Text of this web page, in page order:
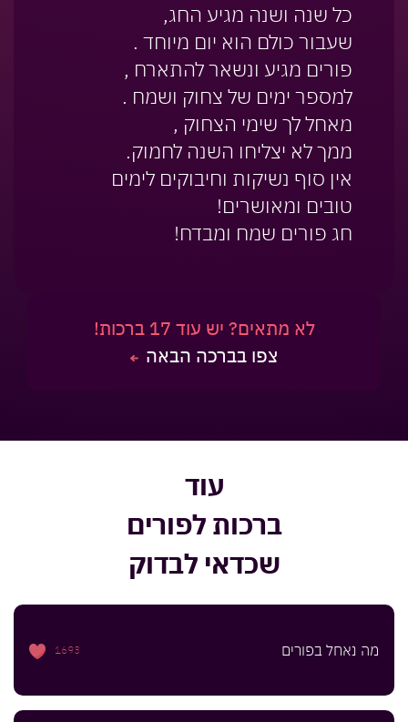
כל שנה ושנה מגיע החג,
שעבור כולם הוא יום מיוחד .
פורים מגיע ונשאר להתארח ,
למספר ימים של צחוק ושמח .
מאחל לך שימי הצחוק ,
ממך לא יצליחו השנה לחמוק.
אין סוף נשיקות וחיבוקים לימים
טובים ומאושרים!
חג פורים שמח ומבדח!
לא מתאים? יש עוד 17 ברכות!
צפו בברכה הבאה
עוד
ברכות לפורים
שכדאי לבדוק
מה נאחל בפורים 1693